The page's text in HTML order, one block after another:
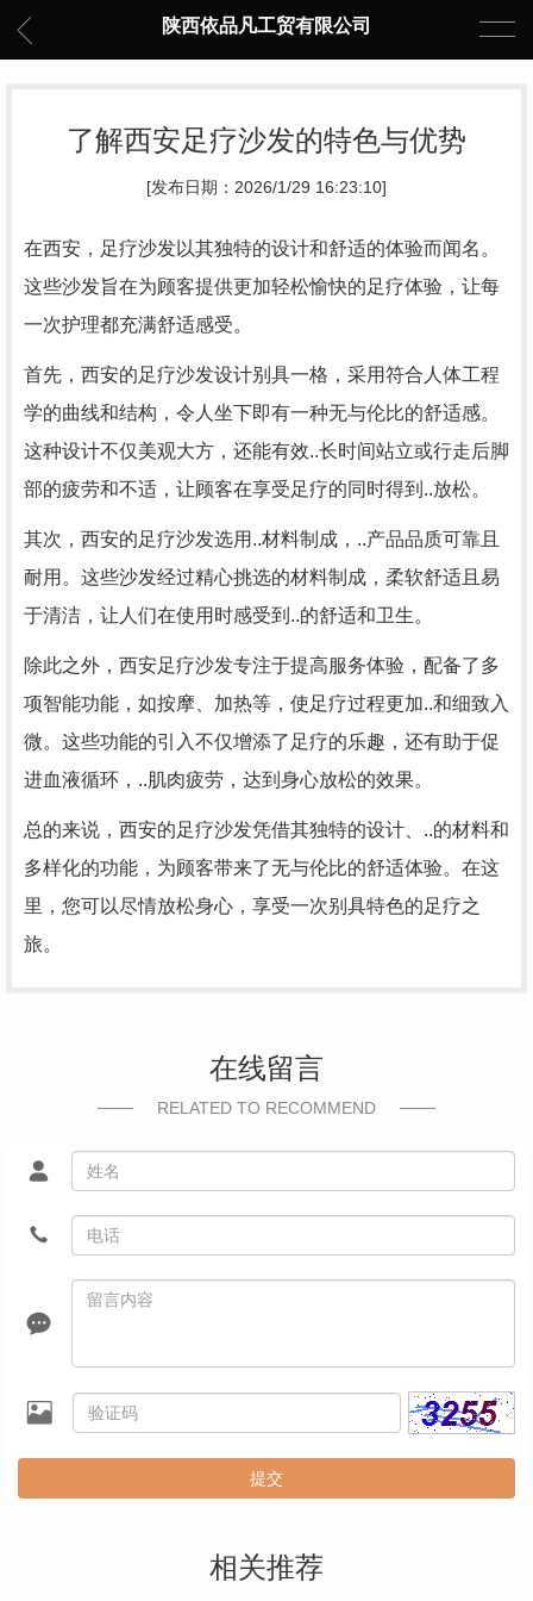
陕西依品凡工贸有限公司
了解西安足疗沙发的特色与优势
[发布日期：2026/1/29 16:23:10]
在西安，足疗沙发以其独特的设计和舒适的体验而闻名。
这些沙发旨在为顾客提供更加轻松愉快的足疗体验，让每
一次护理都充满舒适感受。
首先，西安的足疗沙发设计别具一格，采用符合人体工程
学的曲线和结构，令人坐下即有一种无与伦比的舒适感。
这种设计不仅美观大方，还能有效..长时间站立或行走后脚
部的疲劳和不适，让顾客在享受足疗的同时得到..放松。
其次，西安的足疗沙发选用..材料制成，..产品品质可靠且
耐用。这些沙发经过精心挑选的材料制成，柔软舒适且易
于清洁，让人们在使用时感受到..的舒适和卫生。
除此之外，西安足疗沙发专注于提高服务体验，配备了多
项智能功能，如按摩、加热等，使足疗过程更加..和细致入
微。这些功能的引入不仅增添了足疗的乐趣，还有助于促
进血液循环，..肌肉疲劳，达到身心放松的效果。
总的来说，西安的足疗沙发凭借其独特的设计、..的材料和
多样化的功能，为顾客带来了无与伦比的舒适体验。在这
里，您可以尽情放松身心，享受一次别具特色的足疗之
旅。
在线留言
RELATED TO RECOMMEND
提交
相关推荐